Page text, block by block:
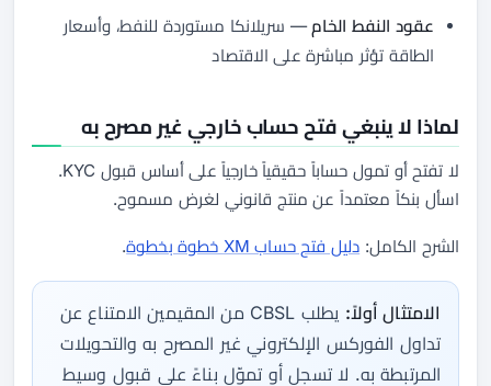
عقود النفط الخام — سريلانكا مستوردة للنفط، وأسعار
الطاقة تؤثر مباشرة على الاقتصاد
لماذا لا ينبغي فتح حساب خارجي غير مصرح به
لا تفتح أو تمول حساباً حقيقياً خارجياً على أساس قبول KYC.
اسأل بنكاً معتمداً عن منتج قانوني لغرض مسموح.
الشرح الكامل: دليل فتح حساب XM خطوة بخطوة .
الامتثال أولاً:
يطلب CBSL من المقيمين الامتناع عن
تداول الفوركس الإلكتروني غير المصرح به والتحويلات
المرتبطة به. لا تسجل أو تموّل بناءً على قبول وسيط